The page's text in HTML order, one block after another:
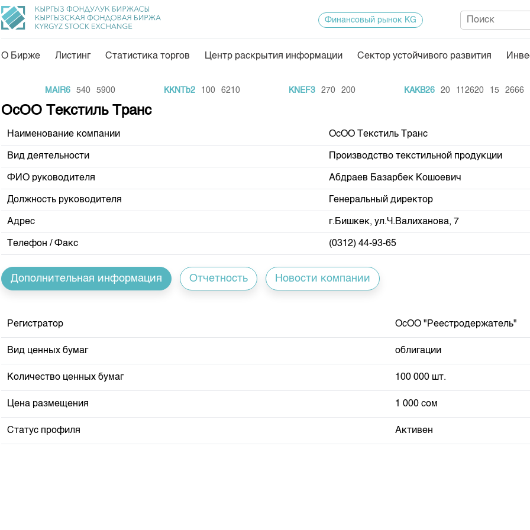
Общая информация
Акционеры
Руководство
Внутренний аудитор
Комитеты
Участники торгов
Наши партнеры
Cтратегия развития
Корпоративные документы
Контакты
Центр раскрытия информации
Тарифы
Аналитика
Депозитарная деятельность
Центр раскрытия информации Индекс и
Финансовый рынок KG
О Бирже Листинг Статистика торгов Центр раскрытия информации Сектор устойчивого развития
MAIR6 540 5900 KKNTb2 100 6210 KNEF3 270 200 KAKB26 20 112620 15 2666
ОсОО Текстиль Транс
Наименование компании ОсОО Текстиль Транс
Вид деятельности Производство текстильной продукции
ФИО руководителя Абдраев Базарбек Кошоевич
Должность руководителя Генеральный директор
Адрес г.Бишкек, ул.Ч.Валиханова, 7
Телефон / Факс (0312) 44-93-65
Дополнительная информация Отчетность Новости компании
Регистратор ОсОО "Реестродержатель"
Вид ценных бумаг облигации
Количество ценных бумаг 100 000 шт.
Цена размещения 1 000 сом
Статус профиля Активен